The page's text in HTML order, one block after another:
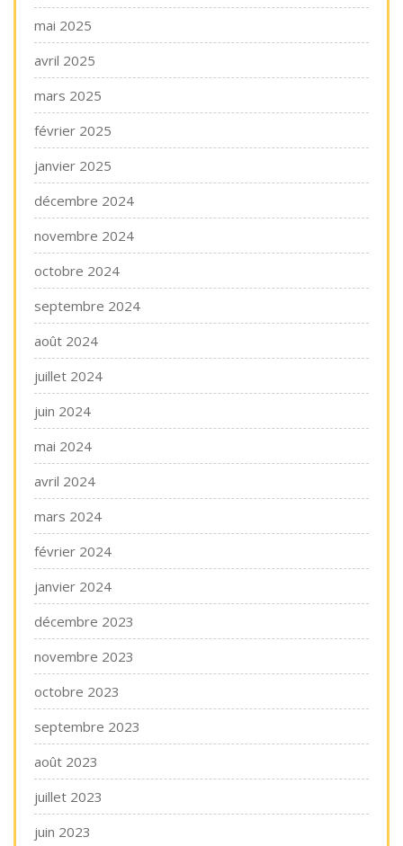
mai 2025
avril 2025
mars 2025
février 2025
janvier 2025
décembre 2024
novembre 2024
octobre 2024
septembre 2024
août 2024
juillet 2024
juin 2024
mai 2024
avril 2024
mars 2024
février 2024
janvier 2024
décembre 2023
novembre 2023
octobre 2023
septembre 2023
août 2023
juillet 2023
juin 2023